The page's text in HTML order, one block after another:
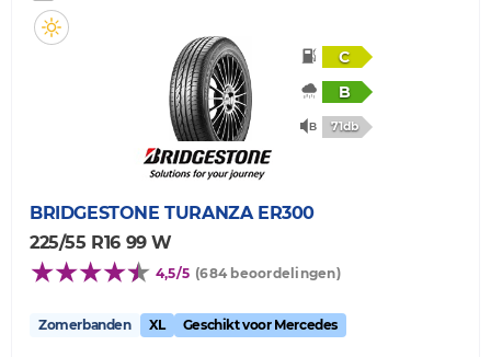
C
B
71db
BRIDGESTONE TURANZA ER300
225/55 R16 99 W
4,5/5 (684 beoordelingen)
Zomerbanden XL Geschikt voor Mercedes